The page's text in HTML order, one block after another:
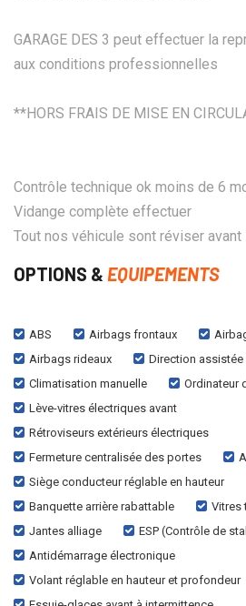
GARAGE DES 3 peut effectuer la
aux conditions professionnelles
**HORS FRAIS DE MISE EN
Contrôle technique ok moins de 6
Vidange complète effectuer
Tout nos véhicule sont réviser avant
OPTIONS & EQUIPEMENTS
ABS Airbags frontaux
Airbags rideaux
Direction assistée
Climatisation manuelle
Ordinateur
Lève-vitres électriques avant
Rétroviseurs extérieurs électriques
Fermeture centralisée des portes
Siège conducteur réglable en hauteur
Banquette arrière rabattable
Vitres
Jantes alliage
ESP (Contrôle de
Antidémarrage électronique
Volant réglable en hauteur et profondeur